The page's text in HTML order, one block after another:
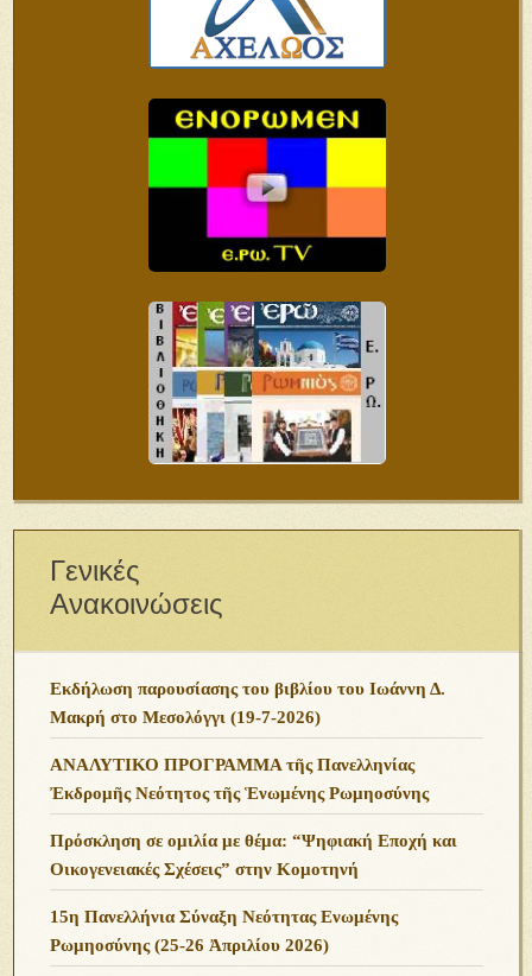
Γενικές
Ανακοινώσεις
Εκδήλωση παρουσίασης του βιβλίου του Ιωάννη Δ.
Μακρή στο Μεσολόγγι (19-7-2026)
ΑΝΑΛΥΤΙΚΟ ΠΡΟΓΡΑΜΜΑ τῆς Πανελληνίας
Ἐκδρομῆς Νεότητος τῆς Ἑνωμένης Ρωμηοσύνης
Πρόσκληση σε ομιλία με θέμα: “Ψηφιακή Εποχή και
Οικογενειακές Σχέσεις” στην Κομοτηνή
15η Πανελλήνια Σύναξη Νεότητας Ενωμένης
Ρωμηοσύνης (25-26 Ἀπριλίου 2026)